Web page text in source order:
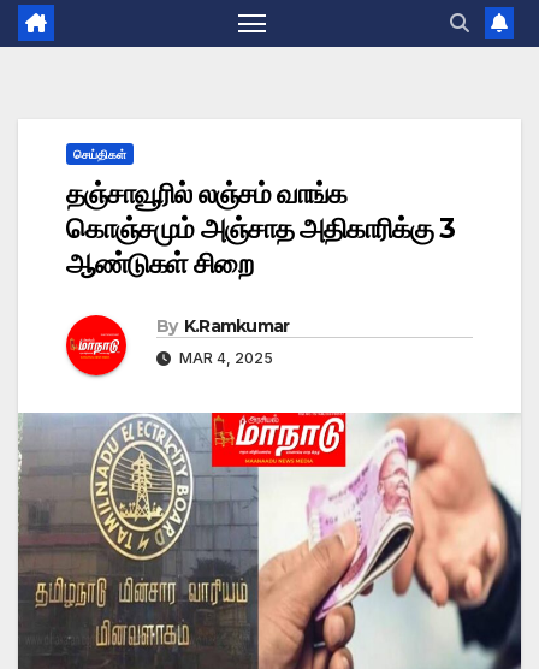
செய்திகள்
தஞ்சாவூரில் லஞ்சம் வாங்க
கொஞ்சமும் அஞ்சாத அதிகாரிக்கு 3
ஆண்டுகள் சிறை
By K.Ramkumar
MAR 4, 2025